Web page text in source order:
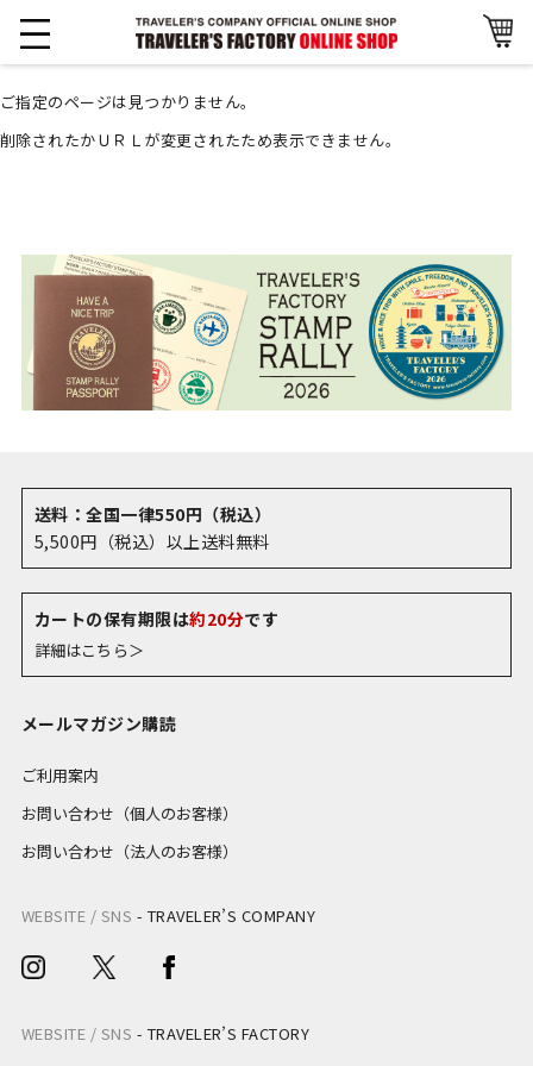
ご指定のページは見つかりません。
削除されたかＵＲＬが変更されたため表示できません。
送料：全国一律550円（税込）
5,500円（税込）以上送料無料
カートの保有期限は約20分です
詳細はこちら＞
メールマガジン購読
ご利用案内
お問い合わせ（個人のお客様）
お問い合わせ（法人のお客様）
WEBSITE / SNS - TRAVELER’S COMPANY
WEBSITE / SNS - TRAVELER’S FACTORY